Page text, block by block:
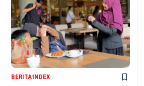
BERITAINDEX